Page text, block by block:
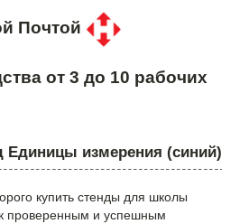
Почтой
от 3 до 10 рабочих
Единицы измерения (синий)
купить стенды для школы
проверенным и успешным